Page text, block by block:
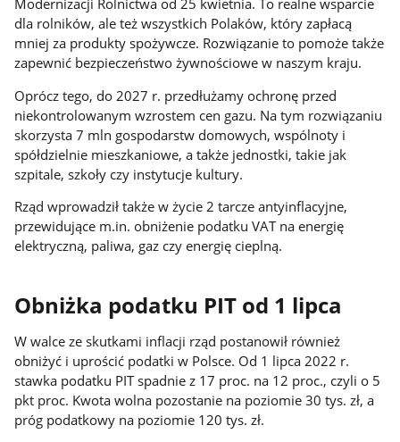
Modernizacji Rolnictwa od 25 kwietnia. To realne wsparcie
dla rolników, ale też wszystkich Polaków, który zapłacą
mniej za produkty spożywcze. Rozwiązanie to pomoże także
zapewnić bezpieczeństwo żywnościowe w naszym kraju.
Oprócz tego, do 2027 r. przedłużamy ochronę przed
niekontrolowanym wzrostem cen gazu. Na tym rozwiązaniu
skorzysta 7 mln gospodarstw domowych, wspólnoty i
spółdzielnie mieszkaniowe, a także jednostki, takie jak
szpitale, szkoły czy instytucje kultury.
Rząd wprowadził także w życie 2 tarcze antyinflacyjne,
przewidujące m.in. obniżenie podatku VAT na energię
elektryczną, paliwa, gaz czy energię cieplną.
Obniżka podatku PIT od 1 lipca
W walce ze skutkami inflacji rząd postanowił również
obniżyć i uprościć podatki w Polsce. Od 1 lipca 2022 r.
stawka podatku PIT spadnie z 17 proc. na 12 proc., czyli o 5
pkt proc. Kwota wolna pozostanie na poziomie 30 tys. zł, a
próg podatkowy na poziomie 120 tys. zł.